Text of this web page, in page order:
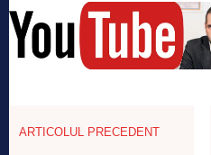
ARTICOLUL PRECEDENT